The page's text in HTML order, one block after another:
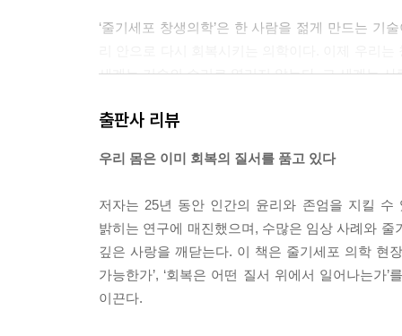
‘줄기세포 창생의학’은 한 사람을 젊게 만드는 기
세계는 기술의 승리로 열리지 않는다. 그 세계는
시작해도 된다는 신호를 보낸다. 다시 말해 줄기
--- p.35
1년이 지났을 때 클로이의 청력은 정상 범위로 회
서 클로이는 이렇게 말했다. “그때 저는 소리가 다
--- p.39~40
출판사 리뷰
우리 몸은 이미 회복의 질서를 품고 있다
저자는 25년 동안 인간의 윤리와 존엄을 지킬
밝히는 연구에 매진했으며, 수많은 임상 사례와
깊은 사랑을 깨닫는다. 이 책은 줄기세포 의학 현
가능한가’, ‘회복은 어떤 질서 위에서 일어나는가
이끈다.